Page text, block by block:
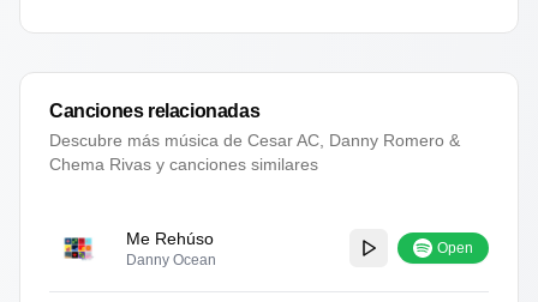
Canciones relacionadas
Descubre más música de Cesar AC, Danny Romero &
Chema Rivas y canciones similares
Me Rehúso
Danny Ocean
Open